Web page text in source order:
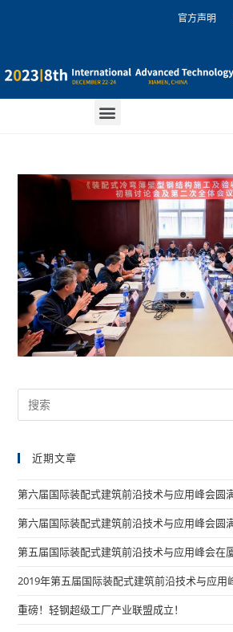
官方声明
近期文章
第六届国际装配式建筑前沿技术与应用峰会圆
第六届国际装配式建筑前沿技术与应用峰会圆
第五届国际装配式建筑前沿技术与应用峰会在
2019年第五届国际装配式建筑前沿技术与应用
重磅！轻钢超级工厂产业联盟成立！